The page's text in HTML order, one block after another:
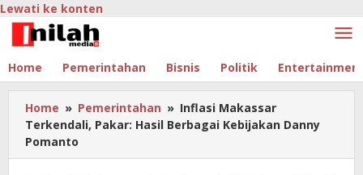
Lewati ke konten
Home Pemerintahan Bisnis Politik
Home » Pemerintahan » Inflasi Makassar
Terkendali, Pakar: Hasil Berbagai Kebijakan Danny
Pomanto